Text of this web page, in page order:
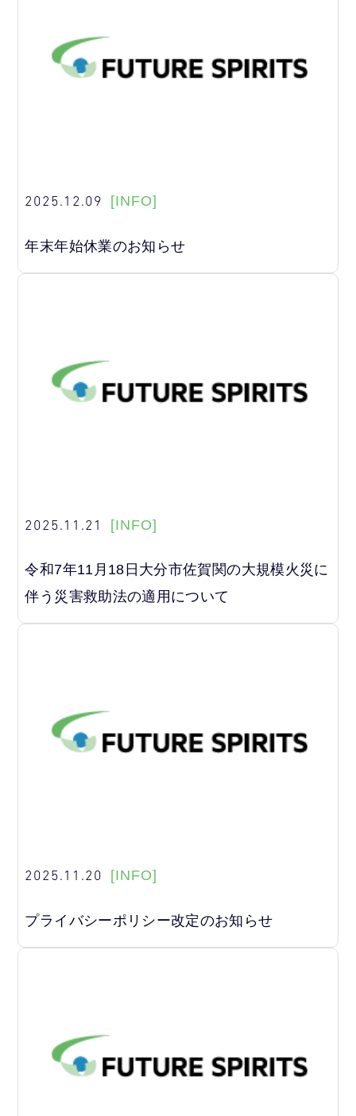
2025.12.09 [INFO]
年末年始休業のお知らせ
2025.11.21 [INFO]
令和7年11月18日大分市佐賀関の大規模火災に
伴う災害救助法の適用について
2025.11.20 [INFO]
プライバシーポリシー改定のお知らせ